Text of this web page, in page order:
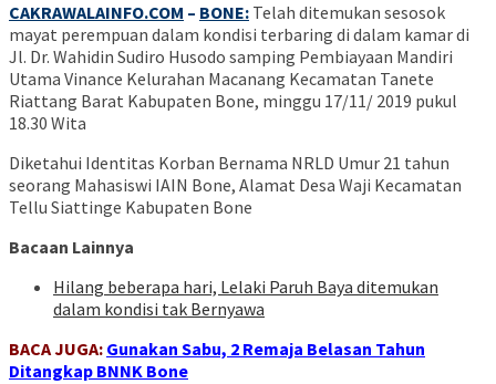
CAKRAWALAINFO.COM – BONE: Telah ditemukan sesosok
mayat perempuan dalam kondisi terbaring di dalam kamar di
Jl. Dr. Wahidin Sudiro Husodo samping Pembiayaan Mandiri
Utama Vinance Kelurahan Macanang Kecamatan Tanete
Riattang Barat Kabupaten Bone, minggu 17/11/ 2019 pukul
18.30 Wita
Diketahui Identitas Korban Bernama NRLD Umur 21 tahun
seorang Mahasiswi IAIN Bone, Alamat Desa Waji Kecamatan
Tellu Siattinge Kabupaten Bone
Bacaan Lainnya
Hilang beberapa hari, Lelaki Paruh Baya ditemukan
dalam kondisi tak Bernyawa
BACA JUGA: Gunakan Sabu, 2 Remaja Belasan Tahun
Ditangkap BNNK Bone